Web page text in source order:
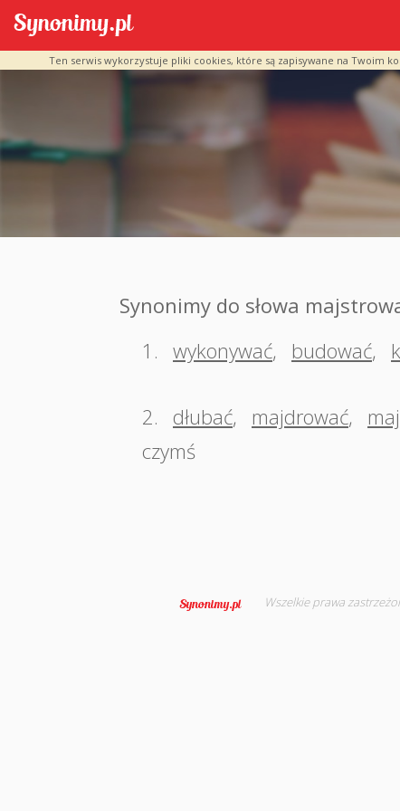
Ten serwis wykorzystuje pliki cookies, które są zapisywane na Twoim
Synonimy do słowa
1. wykonywać, budować,
2. dłubać, majdrować,
czymś
Wszelkie prawa